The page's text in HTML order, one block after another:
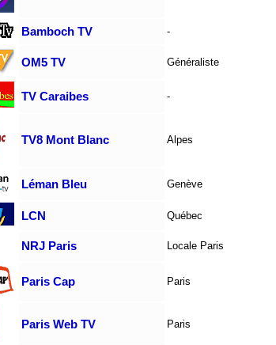
Bamboch TV -
OM5 TV Généraliste
TV Caraibes -
TV8 Mont Blanc Alpes
Léman Bleu Genève
LCN Québec
NRJ Paris Locale Paris
Paris Cap Paris
Paris Web TV Paris